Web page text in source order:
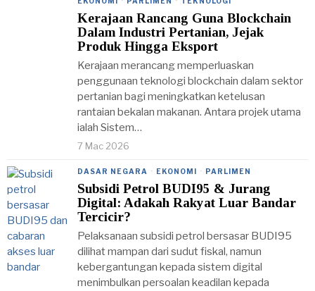
Kerajaan Rancang Guna Blockchain
Dalam Industri Pertanian, Jejak
Produk Hingga Eksport
Kerajaan merancang memperluaskan
penggunaan teknologi blockchain dalam sektor
pertanian bagi meningkatkan ketelusan
rantaian bekalan makanan. Antara projek utama
ialah Sistem…
7 Mac 2026
DASAR NEGARA · EKONOMI · PARLIMEN
Subsidi Petrol BUDI95 & Jurang
Digital: Adakah Rakyat Luar Bandar
Tercicir?
Pelaksanaan subsidi petrol bersasar BUDI95
dilihat mampan dari sudut fiskal, namun
kebergantungan kepada sistem digital
menimbulkan persoalan keadilan kepada